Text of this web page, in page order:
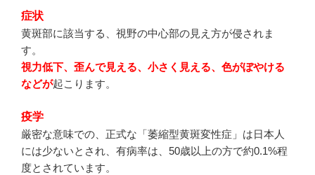
症状
黄斑部に該当する、視野の中心部の見え方が侵されま
す。
視力低下、歪んで見える、小さく見える、色がぼやける
などが起こります。
疫学
厳密な意味での、正式な「萎縮型黄斑変性症」は日本人
には少ないとされ、有病率は、50歳以上の方で約0.1%程
度とされています。